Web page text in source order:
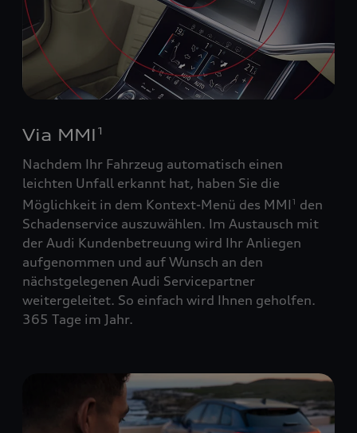
Via MMI 1
Nachdem Ihr Fahrzeug automatisch einen
leichten Unfall erkannt hat, haben Sie die
Möglichkeit in dem Kontext-Menü des MMI 1
den
Schadenservice auszuwählen. Im Austausch mit
der Audi Kundenbetreuung wird Ihr Anliegen
aufgenommen und auf Wunsch an den
nächstgelegenen Audi Servicepartner
weitergeleitet. So einfach wird Ihnen geholfen.
365 Tage im Jahr.